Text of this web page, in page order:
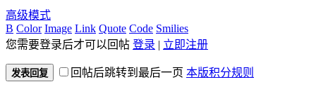
高级模式
B Color Image Link Quote Code Smilies
您需要登录后才可以回帖 登录 | 立即注册
发表回复 回帖后跳转到最后一页 本版积分规则